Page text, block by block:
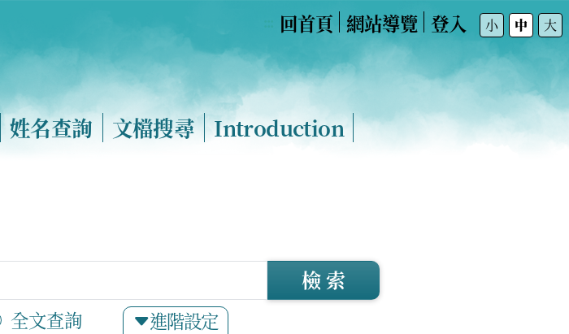
回首頁 網站導覽 登入 小 中 大
姓名查詢 文檔搜尋 Introduction
全文查詢 進階設定
檢 索